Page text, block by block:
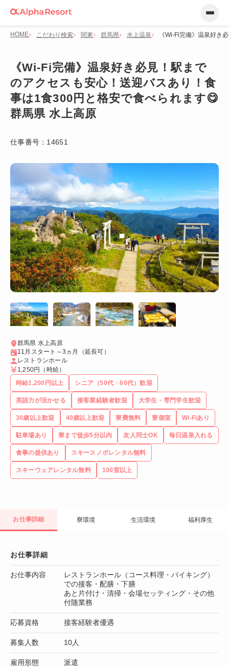
HOME こだわり検索 関東 群馬県 水上温泉 《Wi-Fi完備》温泉好き
《Wi-Fi完備》温泉好き必見！駅まで
のアクセスも安心！送迎バスあり！食
事は1食300円と格安で食べられます😋
群馬県 水上高原
仕事番号： 14651
群馬県 水上高原
11月スタート～3ヵ月（延長可）
レストランホール
1,250円 （時給）
時給1,200円以上
シニア（50代・60代）歓迎
英語力が活かせる 接客業経験者歓迎 大学生・専門学生歓迎
30歳以上歓迎 40歳以上歓迎 寮費無料 寮個室 Wi-Fiあり
駐車場あり 寮まで徒歩5分以内 友人同士OK 毎日温泉入れる
食事の提供あり スキースノボレンタル無料
スキーウェアレンタル無料 100室以上
お仕事詳細 寮環境 生活環境 福利厚生
お仕事詳細
お仕事内容
レストランホール（コース料理・バイキング）
での接客・配膳・下膳
あと片付け・清掃・会場セッティング・その他
付随業務
応募資格 接客経験者優遇
募集人数 10人
雇用形態 派遣